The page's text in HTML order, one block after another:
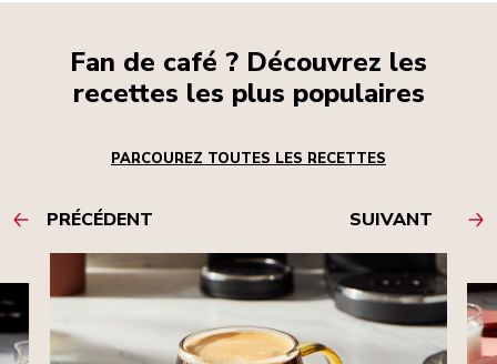
Fan de café ? Découvrez les
recettes les plus populaires
PARCOUREZ TOUTES LES RECETTES
PRÉCÉDENT SUIVANT